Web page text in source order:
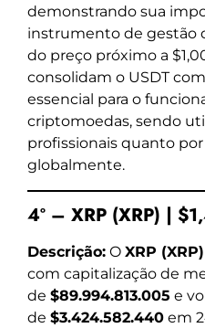
demonstrando sua
instrumento de gestão
do preço próximo a
consolidam o USDT
essencial para o
criptomoedas, sendo
profissionais quanto
globalmente.
4º – XRP (XRP) |
Descrição: O XRP (XRP)
com capitalização de
de $89.994.813.005 e
de $3.424.582.440 em